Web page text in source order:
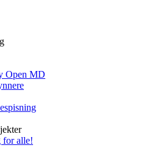
Open MD
for alle!